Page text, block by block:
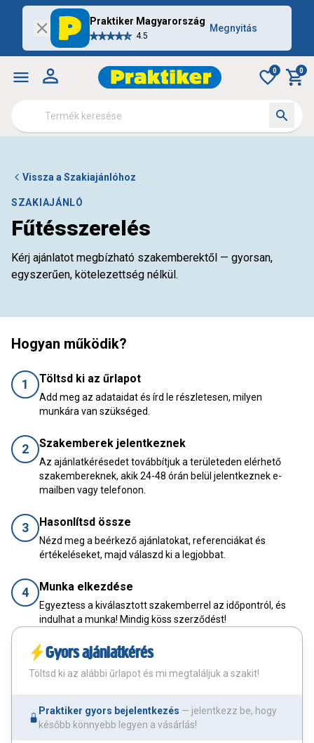
Praktiker Magyarország
4.5
Megnyitás
0 0
Vissza a Szakiajánlóhoz
SZAKIAJÁNLÓ
Fűtésszerelés
Kérj ajánlatot megbízható szakemberektől — gyorsan,
egyszerűen, kötelezettség nélkül.
Hogyan működik?
1 Töltsd ki az űrlapot
Add meg az adataidat és írd le részletesen, milyen
munkára van szükséged.
2 Szakemberek jelentkeznek
Az ajánlatkérésedet továbbítjuk a területeden elérhető
szakembereknek, akik 24-48 órán belül jelentkeznek e-
mailben vagy telefonon.
3 Hasonlítsd össze
Nézd meg a beérkező ajánlatokat, referenciákat és
értékeléseket, majd válaszd ki a legjobbat.
4 Munka elkezdése
Egyeztess a kiválasztott szakemberrel az időpontról, és
indulhat a munka! Mindig köss szerződést!
Gyors ajánlatkérés
Töltsd ki az alábbi űrlapot és mi megtaláljuk a szakit!
Praktiker gyors bejelentkezés — jelentkezz be, hogy
később könnyebb legyen a vásárlás!